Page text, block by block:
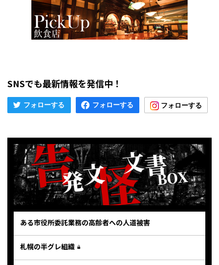
SNSでも最新情報を発信中！
ある市役所委託業務の高齢者への人道被害
札幌の半グレ組織